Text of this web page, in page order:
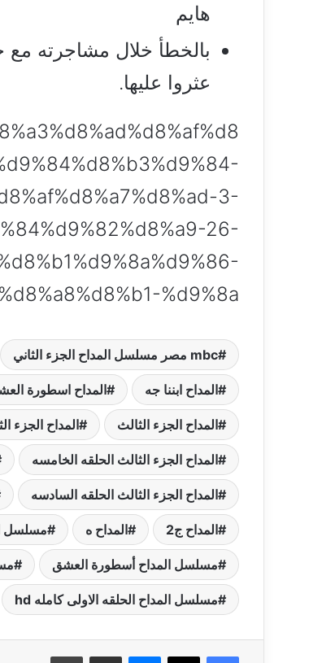
هايم
بالخطأ خلال مشاجرته مع
عثروا عليها.
3-
26-
%d9%8a/
mbc مصر مسلسل المداح الجزء الثاني
المداح ابننا جه المداح اسطورة
المداح الجزء الثالث المداح الجزء
المداح الجزء الثالث الحلقه الخامسه
المداح الجزء الثالث الحلقه السادسه
المداح ج2 المداح ه مسلسل
مسلسل المداح أسطورة العشق
مسلسل المداح الحلقه الاولى كامله hd
فيسبوك ‫X ماسنجر مشاركة عبر البريد طباعة